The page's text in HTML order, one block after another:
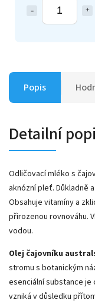
Popis
Detailní
Odličovací mléko s
aknózní pleť. Důkladně
Obsahuje vitamíny a
přirozenou rovnováhu.
vodou.
Olej čajovníku
stromu s botanickým
esenciální substance je
vzniká v důsledku